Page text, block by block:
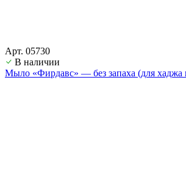
Арт. 05730
В наличии
Мыло «Фирдавс» — без запаха (для хаджа